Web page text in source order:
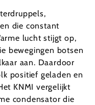
die constant
lucht stijgt op,
bewegingen botsen
aan. Daardoor
positief geladen en
KNMI vergelijkt
condensator die